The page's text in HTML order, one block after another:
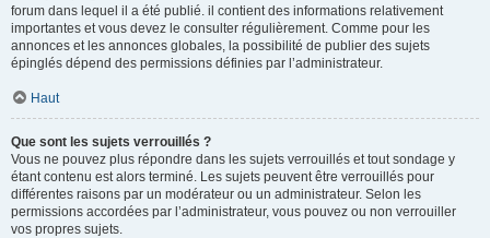
forum dans lequel il a été publié. il contient des informations relativement
importantes et vous devez le consulter régulièrement. Comme pour les
annonces et les annonces globales, la possibilité de publier des sujets
épinglés dépend des permissions définies par l’administrateur.
Haut
Que sont les sujets verrouillés ?
Vous ne pouvez plus répondre dans les sujets verrouillés et tout sondage y
étant contenu est alors terminé. Les sujets peuvent être verrouillés pour
différentes raisons par un modérateur ou un administrateur. Selon les
permissions accordées par l’administrateur, vous pouvez ou non verrouiller
vos propres sujets.